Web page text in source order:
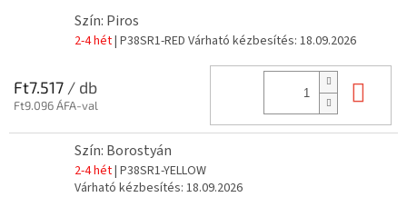
Szín: Piros
2-4 hét| P38SR1-RED Várható kézbesítés: 18.09.2026
Ft7.517 / db
Ft9.096 ÁFA-val
Szín: Borostyán
2-4 hét| P38SR1-YELLOW
Várható kézbesítés: 18.09.2026